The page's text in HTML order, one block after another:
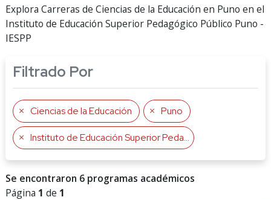
Explora Carreras de Ciencias de la Educación en Puno en el
Instituto de Educación Superior Pedagógico Público Puno -
IESPP
Filtrado Por
Ciencias de la Educación Puno
Instituto de Educación Superior Pedagógico Público Puno
Se encontraron 6 programas académicos
Página 1 de 1